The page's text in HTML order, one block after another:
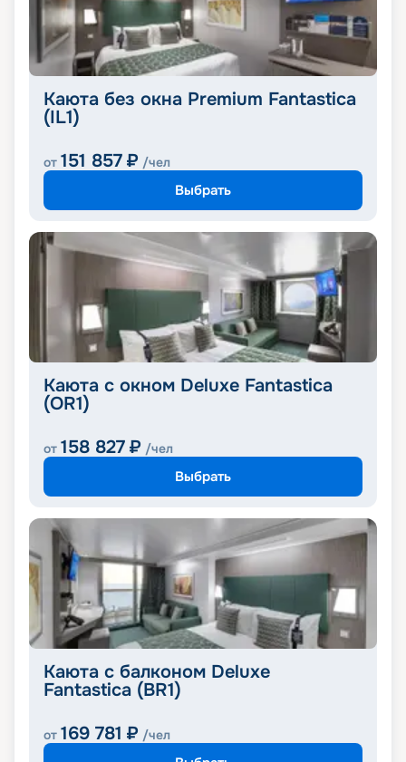
Каюта без окна Premium Fantastica
(IL1)
от 151 857 ₽ /чел
Выбрать
Каюта с окном Deluxe Fantastica
(OR1)
от 158 827 ₽ /чел
Выбрать
Каюта с балконом Deluxe
Fantastica (BR1)
от 169 781 ₽ /чел